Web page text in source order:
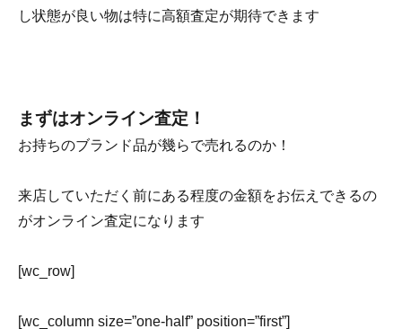
し状態が良い物は特に高額査定が期待できます
まずはオンライン査定！
お持ちのブランド品が幾らで売れるのか！
来店していただく前にある程度の金額をお伝えできるの
がオンライン査定になります
[wc_row]
[wc_column size=”one-half” position=”first”]